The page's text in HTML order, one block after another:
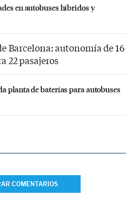
en autobuses híbridos y
Barcelona: autonomía de 16
22 pasajeros
planta de baterías para autobuses
COMENTARIOS